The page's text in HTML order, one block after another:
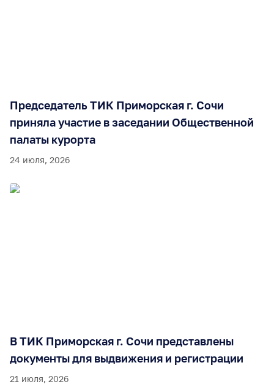
Председатель ТИК Приморская г. Сочи
приняла участие в заседании Общественной
палаты курорта
24 июля, 2026
В ТИК Приморская г. Сочи представлены
документы для выдвижения и регистрации
21 июля, 2026